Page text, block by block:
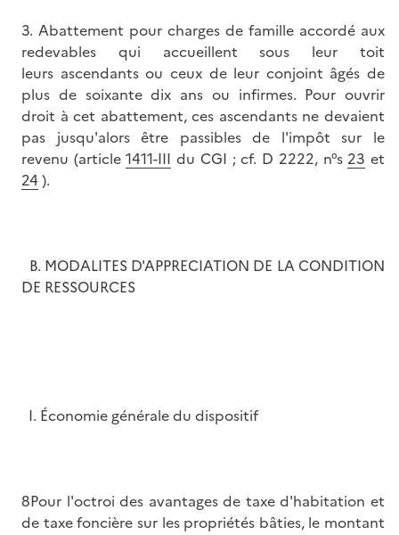
3. Abattement pour charges de famille accordé aux
redevables qui accueillent sous leur toit
leurs ascendants ou ceux de leur conjoint âgés de
plus de soixante dix ans ou infirmes. Pour ouvrir
droit à cet abattement, ces ascendants ne devaient
pas jusqu'alors être passibles de l'impôt sur le
revenu (article1411-III du CGI ; cf. D 2222, n°s 23 et
24 ).
B. MODALITES D'APPRECIATION DE LA CONDITION
DE RESSOURCES
I. Économie générale du dispositif
8Pour l'octroi des avantages de taxe d'habitation et
de taxe foncière sur les propriétés bâties, le montant